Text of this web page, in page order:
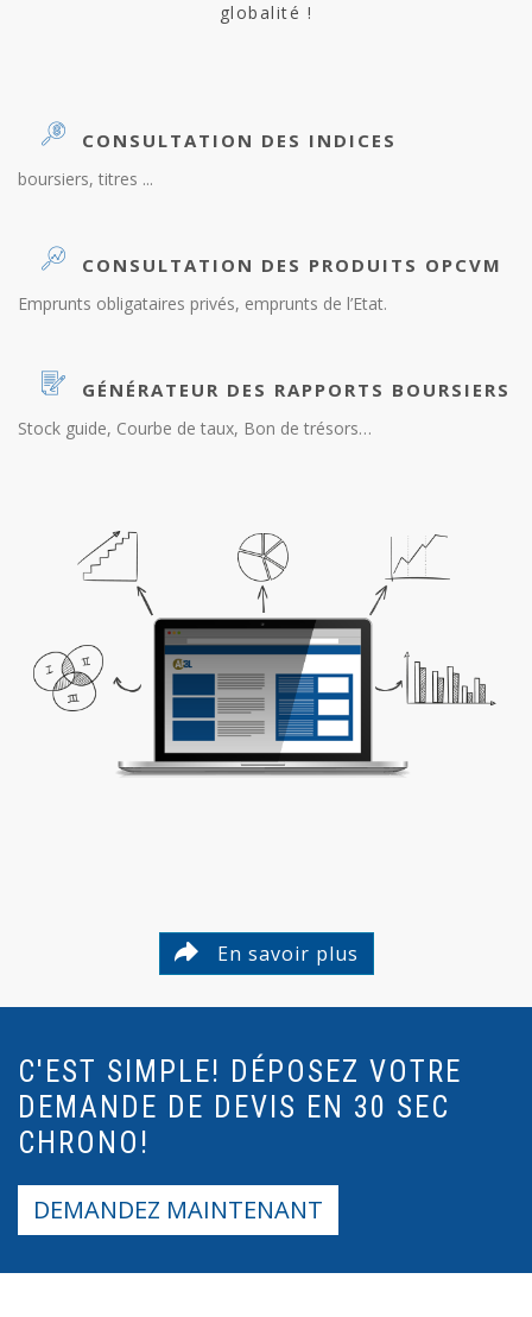
globalité !
CONSULTATION DES INDICES
boursiers, titres ...
CONSULTATION DES PRODUITS OPCVM
Emprunts obligataires privés, emprunts de l’Etat.
GÉNÉRATEUR DES RAPPORTS BOURSIERS
Stock guide, Courbe de taux, Bon de trésors…
En savoir plus
C'EST SIMPLE! DÉPOSEZ VOTRE
DEMANDE DE DEVIS EN 30 SEC
CHRONO!
DEMANDEZ MAINTENANT